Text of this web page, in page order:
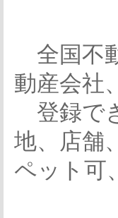
全国不
動産会社
登録で
地、店舗
ペット可